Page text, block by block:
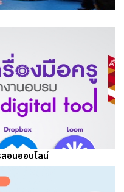
อนออนไลน์